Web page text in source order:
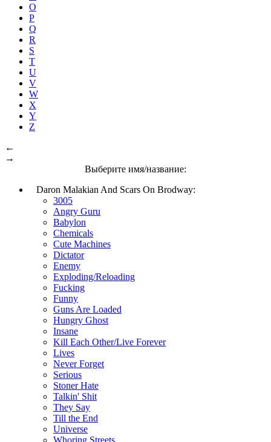
O
P
Q
R
S
T
U
V
W
X
Y
Z
←
→
Выберите имя/название:
Daron Malakian And Scars On Brodway:
3005
Angry Guru
Babylon
Chemicals
Cute Machines
Dictator
Enemy
Exploding/Reloading
Fucking
Funny
Guns Are Loaded
Hungry Ghost
Insane
Kill Each Other/Live Forever
Lives
Never Forget
Serious
Stoner Hate
Talkin' Shit
They Say
Till the End
Universe
Whoring Streets